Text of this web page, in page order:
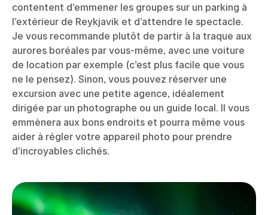
contentent d’emmener les groupes sur un parking à
l’extérieur de Reykjavik et d’attendre le spectacle.
Je vous recommande plutôt de partir à la traque aux
aurores boréales par vous-même, avec une voiture
de location par exemple (c’est plus facile que vous
ne le pensez). Sinon, vous pouvez réserver une
excursion avec une petite agence, idéalement
dirigée par un photographe ou un guide local. Il vous
emmènera aux bons endroits et pourra même vous
aider à régler votre appareil photo pour prendre
d’incroyables clichés.